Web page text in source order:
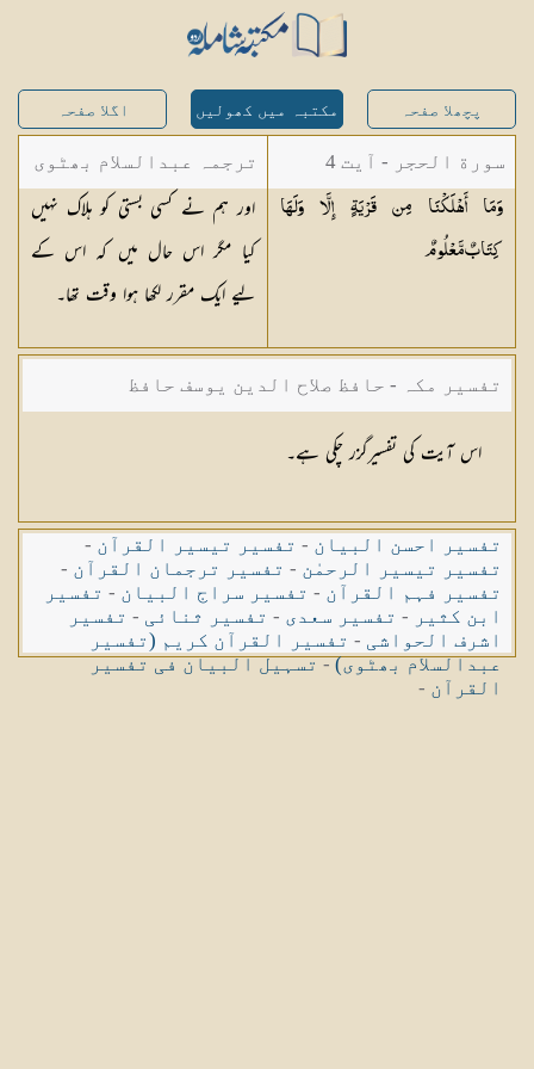
پچھلا صفحہ مکتبہ میں کھولیں اگلا صفحہ
سورة الحجر - آیت 4
وَمَا أَهْلَكْنَا مِن قَرْيَةٍ إِلَّا وَلَهَا
كِتَابٌمَّعْلُومٌ
ترجمہ عبدالسلام بھٹوی
- عبدالسلام بن محمد
اور ہم نے کسی بستی کو ہلاک نہیں
کیا مگر اس حال میں کہ اس کے
لیے ایک مقرر لکھا ہوا وقت تھا۔
تفسیر مکہ - حافظ صلاح الدین یوسف حافظ
اس آیت کی تفسیرگزر چکی ہے۔
تفسیر احسن البیان - تفسیر تیسیر القرآن -
تفسیر تیسیر الرحمٰن - تفسیر ترجمان القرآن -
تفسیر فہم القرآن - تفسیر سراج البیان - تفسیر
ابن کثیر - تفسیر سعدی - تفسیر ثنائی - تفسیر
اشرف الحواشی - تفسیر القرآن کریم (تفسیر
عبدالسلام بھٹوی)-تسہیل البیان فی تفسیر
القرآن -